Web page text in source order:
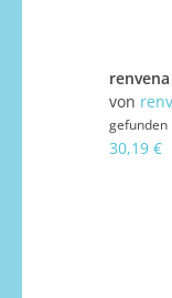
von
gefunden
30,19 €